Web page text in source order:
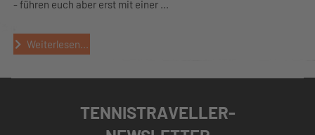
- führen euch aber erst mit einer ...
Weiterlesen...
TENNISTRAVELLER-